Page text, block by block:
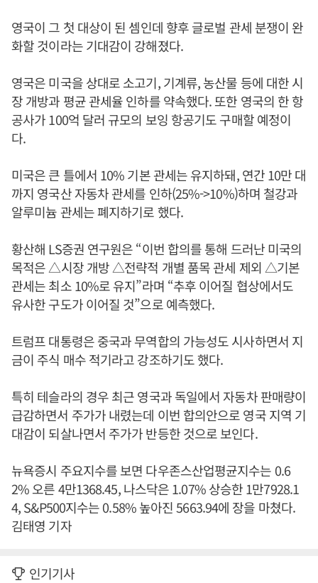
영국이 그 첫 대상이 된 셈인데 향후 글로벌 관세 분쟁이 완
화할 것이라는 기대감이 강해졌다.
영국은 미국을 상대로 소고기, 기계류, 농산물 등에 대한 시
장 개방과 평균 관세율 인하를 약속했다. 또한 영국의 한 항
공사가 100억 달러 규모의 보잉 항공기도 구매할 예정이
다.
미국은 큰 틀에서 10% 기본 관세는 유지하돼, 연간 10만 대
까지 영국산 자동차 관세를 인하(25%->10%)하며 철강과
알루미늄 관세는 폐지하기로 했다.
황산해 LS증권 연구원은 “이번 합의를 통해 드러난 미국의
목적은 △시장 개방 △전략적 개별 품목 관세 제외 △기본
관세는 최소 10%로 유지”라며 “추후 이어질 협상에서도
유사한 구도가 이어질 것”으로 예측했다.
트럼프 대통령은 중국과 무역합의 가능성도 시사하면서 지
금이 주식 매수 적기라고 강조하기도 했다.
특히 테슬라의 경우 최근 영국과 독일에서 자동차 판매량이
급감하면서 주가가 내렸는데 이번 합의안으로 영국 지역 기
대감이 되살나면서 주가가 반등한 것으로 보인다.
뉴욕증시 주요지수를 보면 다우존스산업평균지수는 0.6
2% 오른 4만1368.45, 나스닥은 1.07% 상승한 1만7928.1
4, S&P500지수는 0.58% 높아진 5663.94에 장을 마쳤다.
김태영 기자
인기기사